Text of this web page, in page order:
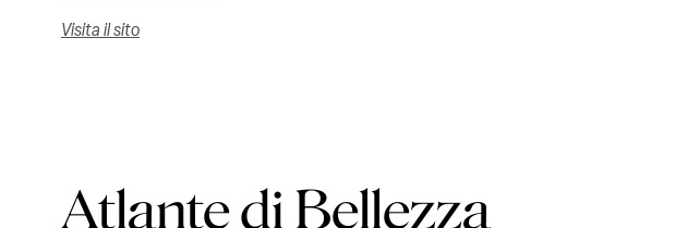
Visita il sito
Atlante di Bellezza